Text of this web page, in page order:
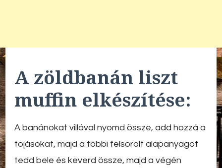
A zöldbanán liszt
muffin elkészítése:
A banánokat villával nyomd össze, add hozzá a
tojásokat, majd a többi felsorolt alapanyagot
tedd bele és keverd össze, majd a végén